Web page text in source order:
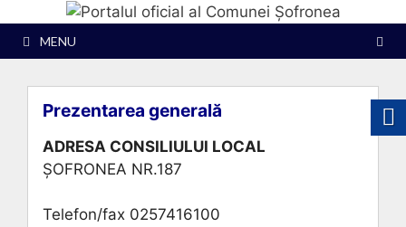
conținut
MENU
Prezentarea generală
ADRESA CONSILIULUI LOCAL
ŞOFRONEA NR.187
Telefon/fax 0257416100